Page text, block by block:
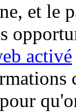
et le
activé